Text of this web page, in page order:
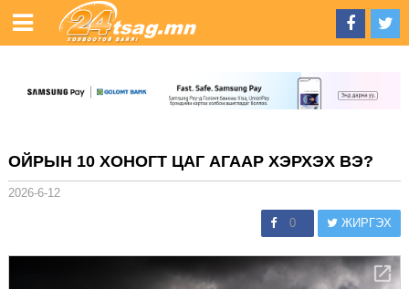
ОЙРЫН 10 ХОНОГТ ЦАГ АГААР ХЭРХЭХ ВЭ?
2026-6-12
0 ЖИРГЭХ